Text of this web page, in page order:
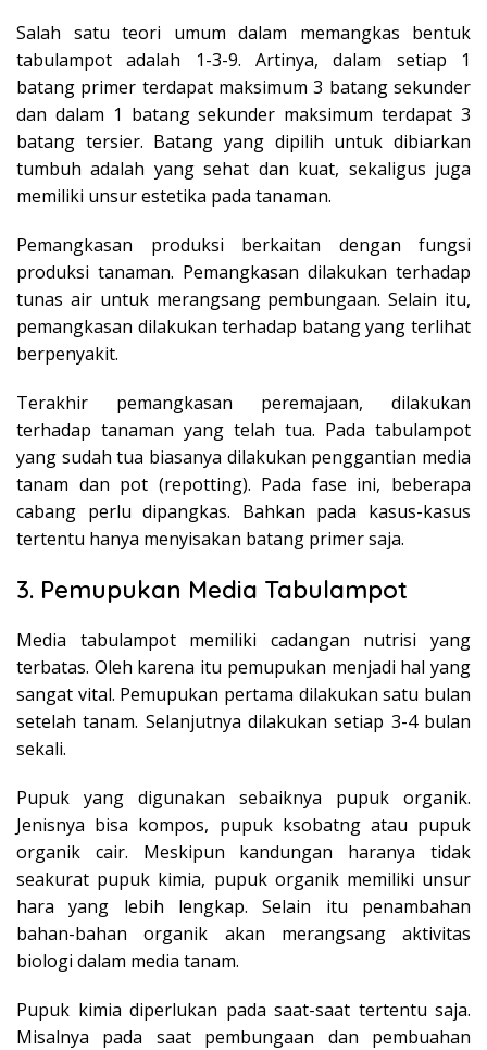
Salah satu teori umum dalam memangkas bentuk
tabulampot adalah 1-3-9. Artinya, dalam setiap 1
batang primer terdapat maksimum 3 batang sekunder
dan dalam 1 batang sekunder maksimum terdapat 3
batang tersier. Batang yang dipilih untuk dibiarkan
tumbuh adalah yang sehat dan kuat, sekaligus juga
memiliki unsur estetika pada tanaman.
Pemangkasan produksi berkaitan dengan fungsi
produksi tanaman. Pemangkasan dilakukan terhadap
tunas air untuk merangsang pembungaan. Selain itu,
pemangkasan dilakukan terhadap batang yang terlihat
berpenyakit.
Terakhir pemangkasan peremajaan, dilakukan
terhadap tanaman yang telah tua. Pada tabulampot
yang sudah tua biasanya dilakukan penggantian media
tanam dan pot (repotting). Pada fase ini, beberapa
cabang perlu dipangkas. Bahkan pada kasus-kasus
tertentu hanya menyisakan batang primer saja.
3. Pemupukan Media Tabulampot
Media tabulampot memiliki cadangan nutrisi yang
terbatas. Oleh karena itu pemupukan menjadi hal yang
sangat vital. Pemupukan pertama dilakukan satu bulan
setelah tanam. Selanjutnya dilakukan setiap 3-4 bulan
sekali.
Pupuk yang digunakan sebaiknya pupuk organik.
Jenisnya bisa kompos, pupuk ksobatng atau pupuk
organik cair. Meskipun kandungan haranya tidak
seakurat pupuk kimia, pupuk organik memiliki unsur
hara yang lebih lengkap. Selain itu penambahan
bahan-bahan organik akan merangsang aktivitas
biologi dalam media tanam.
Pupuk kimia diperlukan pada saat-saat tertentu saja.
Misalnya pada saat pembungaan dan pembuahan